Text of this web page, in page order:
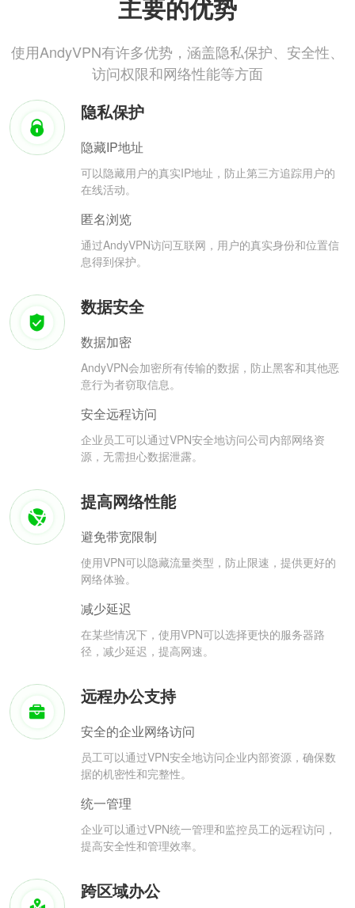
主要的优势
使用AndyVPN有许多优势，涵盖隐私保护、安全性、
访问权限和网络性能等方面
隐私保护
隐藏IP地址
可以隐藏用户的真实IP地址，防止第三方追踪用户的
在线活动。
匿名浏览
通过AndyVPN访问互联网，用户的真实身份和位置信
息得到保护。
数据安全
数据加密
AndyVPN会加密所有传输的数据，防止黑客和其他恶
意行为者窃取信息。
安全远程访问
企业员工可以通过VPN安全地访问公司内部网络资
源，无需担心数据泄露。
提高网络性能
避免带宽限制
使用VPN可以隐藏流量类型，防止限速，提供更好的
网络体验。
减少延迟
在某些情况下，使用VPN可以选择更快的服务器路
径，减少延迟，提高网速。
远程办公支持
安全的企业网络访问
员工可以通过VPN安全地访问企业内部资源，确保数
据的机密性和完整性。
统一管理
企业可以通过VPN统一管理和监控员工的远程访问，
提高安全性和管理效率。
跨区域办公